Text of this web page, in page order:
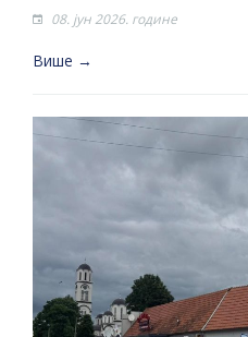
08. јун 2026. године
Више →